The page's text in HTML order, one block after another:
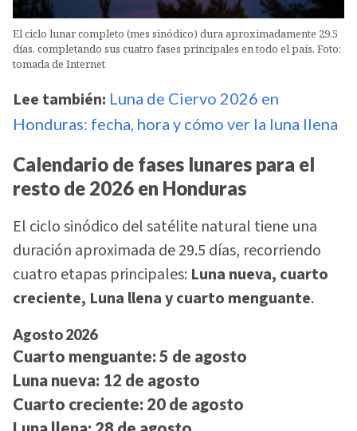
El ciclo lunar completo (mes sinódico) dura aproximadamente 29.5
días, completando sus cuatro fases principales en todo el país. Foto:
tomada de Internet
Lee también: Luna de Ciervo 2026 en
Honduras: fecha, hora y cómo ver la luna llena
Calendario de fases lunares para el
resto de 2026 en Honduras
El ciclo sinódico del satélite natural tiene una
duración aproximada de 29.5 días, recorriendo
cuatro etapas principales: Luna nueva, cuarto
creciente, Luna llena y cuarto menguante.
Agosto 2026
Cuarto menguante: 5 de agosto
Luna nueva: 12 de agosto
Cuarto creciente: 20 de agosto